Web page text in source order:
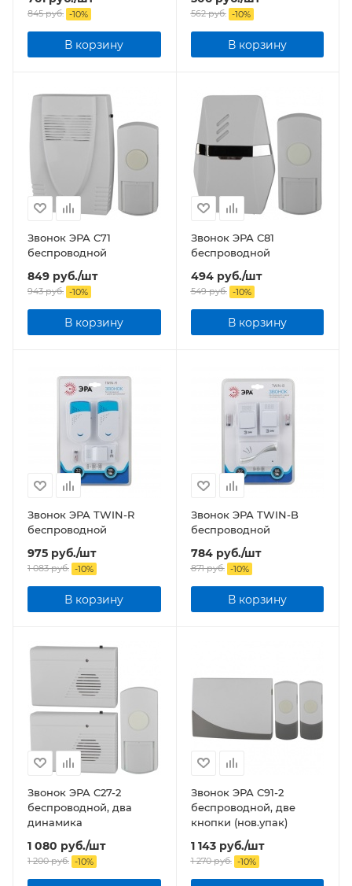
845руб. -10%
В корзину
562руб. -10%
В корзину
Звонок ЭРА C71
беспроводной
849 руб./шт
943руб. -10%
В корзину
Звонок ЭРА C81
беспроводной
494руб./шт
549руб. -10%
В корзину
Звонок ЭРА TWIN-R
беспроводной
975 руб./шт
1 083руб. -10%
В корзину
Звонок ЭРА TWIN-B
беспроводной
784руб./шт
871руб. -10%
В корзину
Звонок ЭРА C27-2
беспроводной, два
динамика
1 080 руб./шт
1 200руб. -10%
Звонок ЭРА C91-2
беспроводной, две
кнопки (нов.упак)
1 143руб./шт
1 270руб. -10%